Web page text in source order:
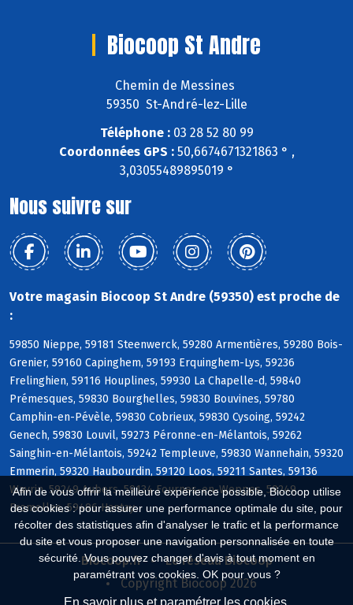
Afin de vous offrir la meilleure expérience possible, Biocoop utilise
des cookies : pour assurer une performance optimale du site, pour
récolter des statistiques afin d'analyser le trafic et la performance
du site et vous proposer une navigation personnalisée en toute
sécurité. Vous pouvez changer d'avis à tout moment en
paramétrant vos cookies. OK pour vous ?
En savoir plus et paramétrer les cookies
Biocoop St Andre
Chemin de Messines
59350 St-André-lez-Lille
Téléphone :03 28 52 80 99
Coordonnées GPS :50,6674671321863 ° ,
3,03055489895019 °
Nous suivre sur
Votre magasin Biocoop St Andre (59350) est proche de
:
59850 Nieppe, 59181 Steenwerck, 59280 Armentières, 59280 Bois-
Grenier, 59160 Capinghem, 59193 Erquinghem-Lys, 59236
Frelinghien, 59116 Houplines, 59930 La Chapelle-d, 59840
Prémesques, 59830 Bourghelles, 59830 Bouvines, 59780
Camphin-en-Pévèle, 59830 Cobrieux, 59830 Cysoing, 59242
Genech, 59830 Louvil, 59273 Péronne-en-Mélantois, 59262
Sainghin-en-Mélantois, 59242 Templeuve, 59830 Wannehain, 59320
Emmerin, 59320 Haubourdin, 59120 Loos, 59211 Santes, 59136
Wavrin, 59249 Aubers, 59134 Fournes-en-Weppes, 59249
Fromelles, 59496 Hantay
Biocoop.fr
Le réseau Biocoop
Copyright Biocoop 2026